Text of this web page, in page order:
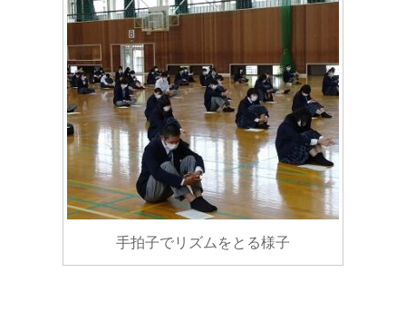
手拍子でリズムをとる様子